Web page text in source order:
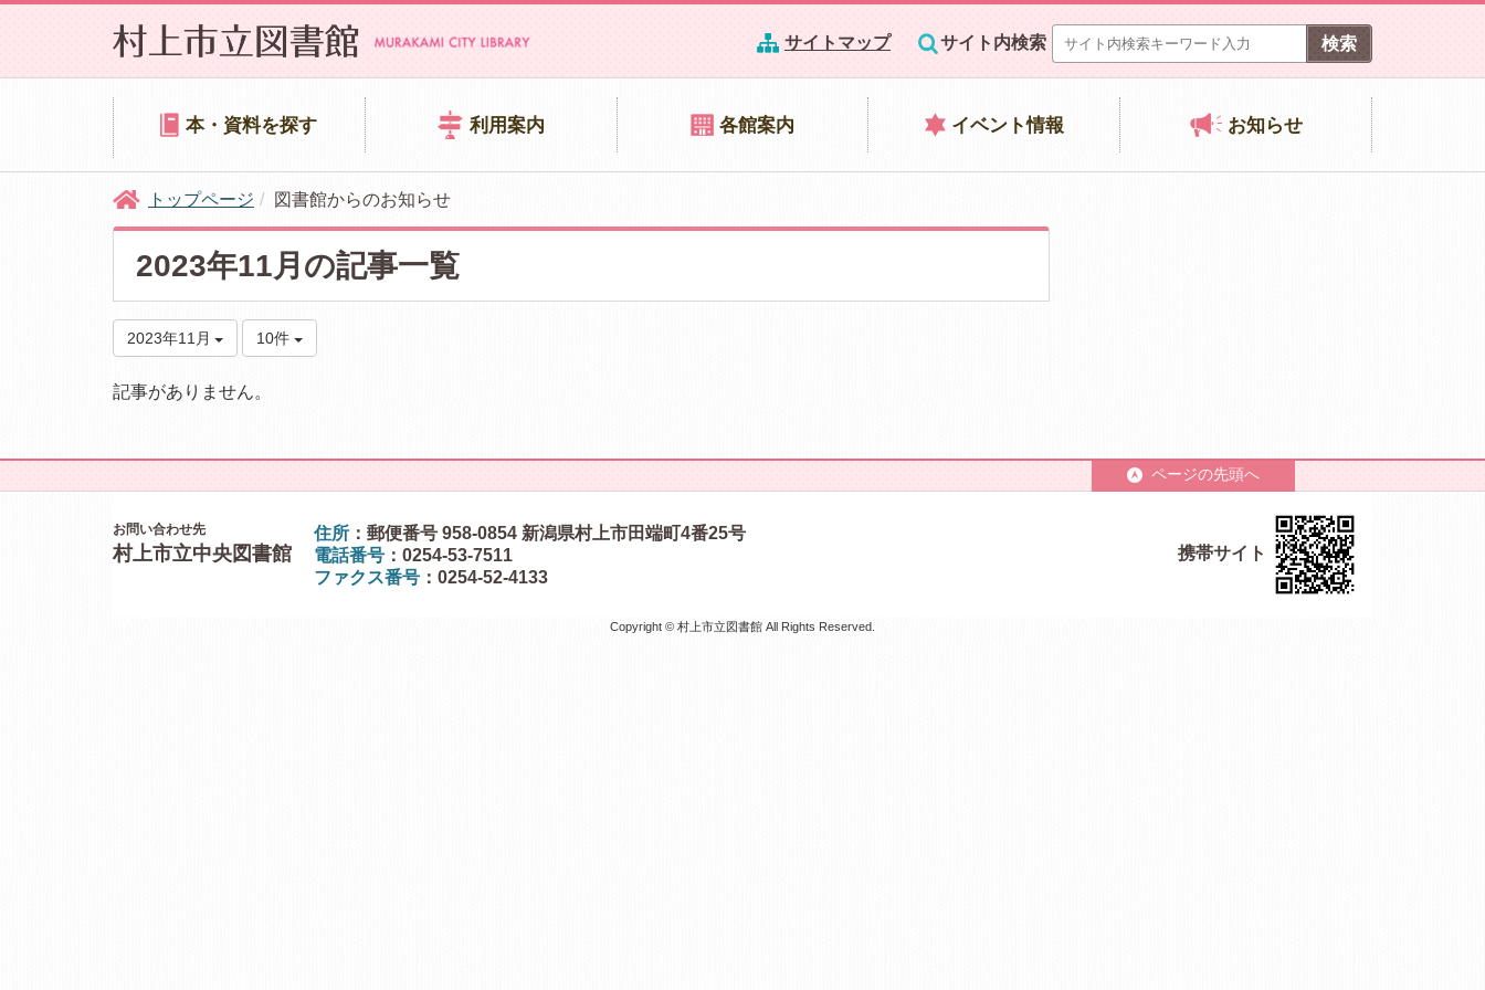
サイトマップ サイト内検索
本・資料を探す 利用案内 各館案内 イベント情報 お知らせ
トップページ 図書館からのお知らせ
2023年11月の記事一覧
2023年11月 10件
記事がありません。
ページの先頭へ
お問い合わせ先
村上市立中央図書館
住所 ：郵便番号 958-0854 新潟県村上市田端町4番25号
電話番号 ：0254-53-7511
ファクス番号 ：0254-52-4133
携帯サイト
Copyright © 村上市立図書館 All Rights Reserved.